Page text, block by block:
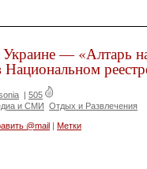
— «Алтарь
Национальном
| 505
и СМИ Отдых и Развлечения
@mail Метки